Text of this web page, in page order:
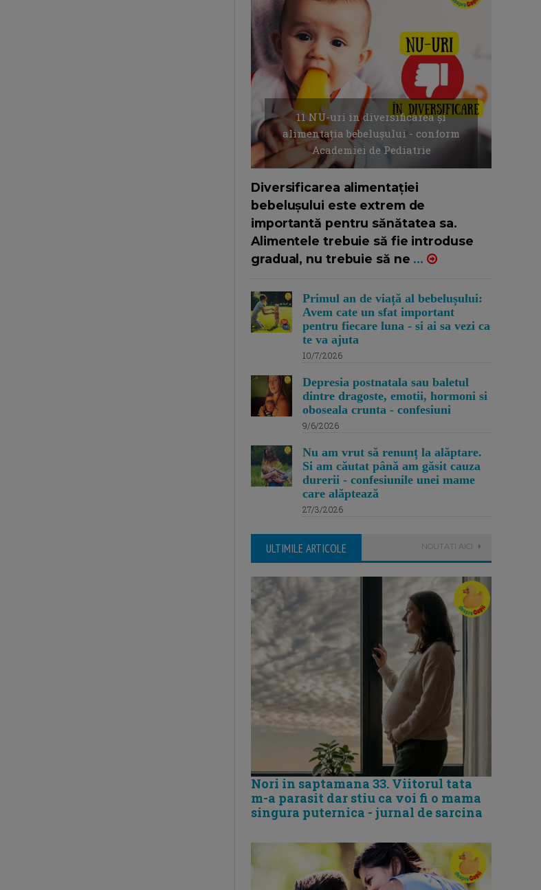
11 NU-uri in diversificarea și
alimentația bebelușului - conform
Academiei de Pediatrie
Diversificarea alimentației
bebelușului este extrem de
importantă pentru sănătatea sa.
Alimentele trebuie să fie introduse
gradual, nu trebuie să ne ...
Primul an de viață al bebelușului:
Avem cate un sfat important
pentru fiecare luna - si ai sa vezi ca
te va ajuta
10/7/2026
Depresia postnatala sau baletul
dintre dragoste, emotii, hormoni si
oboseala crunta - confesiuni
9/6/2026
Nu am vrut să renunț la alăptare.
Si am căutat până am găsit cauza
durerii - confesiunile unei mame
care alăptează
27/3/2026
ULTIMILE ARTICOLE NOUTATI AICI
Nori in saptamana 33. Viitorul tata
m-a parasit dar stiu ca voi fi o mama
singura puternica - jurnal de sarcina